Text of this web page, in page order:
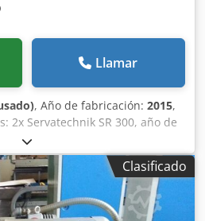
Llamar
, Año de fabricación: 2015,
2x Servatechnik SR 300, año de
R S Dvebjha Sin interruptor
24.000 horas de funcionamiento
año de fabricación 2015, sin
aprox. 72.000 horas de
Clasificado